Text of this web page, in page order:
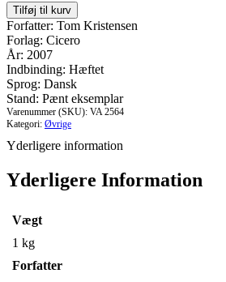
Profitøren
antal
Tilføj til kurv
Forfatter: Tom Kristensen
Forlag: Cicero
År: 2007
Indbinding: Hæftet
Sprog: Dansk
Stand: Pænt eksemplar
Varenummer (SKU): VA 2564
Kategori: Øvrige
Yderligere information
Yderligere Information
Vægt
1 kg
Forfatter